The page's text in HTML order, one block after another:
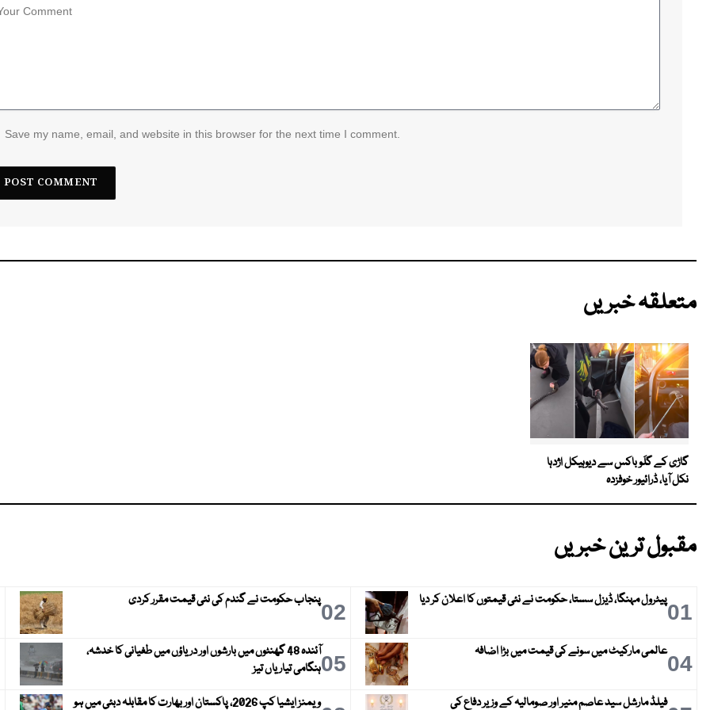
Save my name, email, and website in this browser for the next time I comment.
متعلقہ خبریں
گاڑی کے گلَو باکس سے دیوہیکل اژدہا
نکل آیا، ڈرائیور خوفزدہ
مقبول ترین خبریں
01پیٹرول مہنگا، ڈیزل سستا، حکومت نے نئی قیمتوں کا اعلان کر دیا 02پنجاب حکومت نے گندم کی نئی قیمت مقرر کردی
04عالمی مارکیٹ میں سونے کی قیمت میں بڑا اضافہ 05
آئندہ 48 گھنٹوں میں بارشوں اور دریاؤں میں طغیانی کا خدشہ،
ہنگامی تیاریاں تیز
فیلڈ مارشل سید عاصم منیر اور صومالیہ کے وزیر دفاع کی ویمنز ایشیا کپ 2026، پاکستان اور بھارت کا مقابلہ دبئی میں ہو